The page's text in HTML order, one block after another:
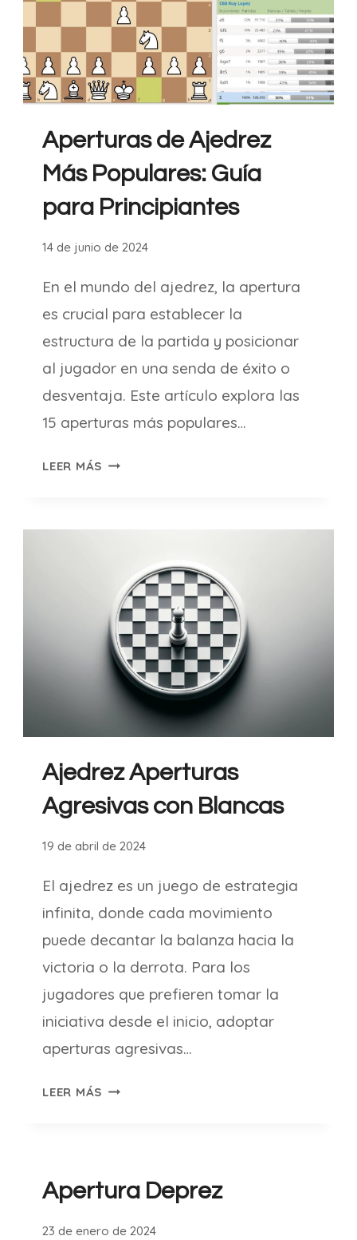
Aperturas de Ajedrez
Más Populares: Guía
para Principiantes
14 de junio de 2024
En el mundo del ajedrez, la apertura
es crucial para establecer la
estructura de la partida y posicionar
al jugador en una senda de éxito o
desventaja. Este artículo explora las
15 aperturas más populares…
LEER MÁS APERTURAS
MÁS
PARA
PRINCIPIANTES
Ajedrez Aperturas
Agresivas con Blancas
19 de abril de 2024
El ajedrez es un juego de estrategia
infinita, donde cada movimiento
puede decantar la balanza hacia la
victoria o la derrota. Para los
jugadores que prefieren tomar la
iniciativa desde el inicio, adoptar
aperturas agresivas…
LEER MÁS AJEDREZ
Apertura Deprez
23 de enero de 2024